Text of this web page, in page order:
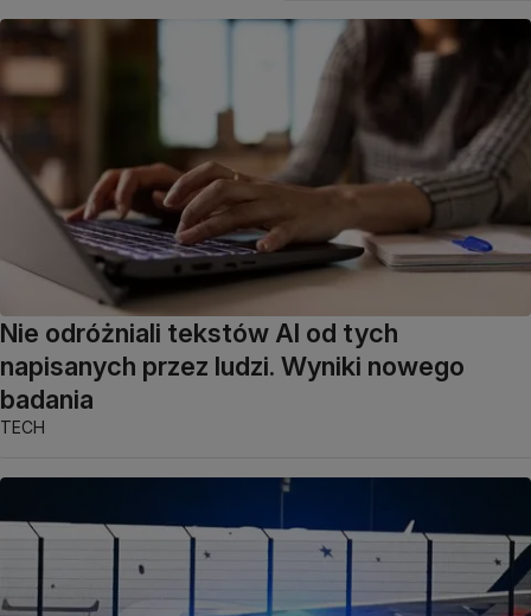
Nie odróżniali tekstów AI od tych
napisanych przez ludzi. Wyniki nowego
badania
TECH